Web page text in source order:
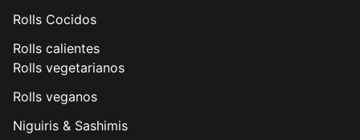
Rolls Cocidos
Rolls calientes
Rolls vegetarianos
Rolls veganos
Niguiris & Sashimis